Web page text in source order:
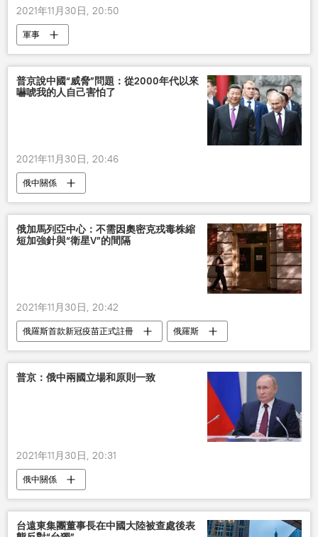
2021年11月30日, 20:50
軍事
普京說中國“威脅”問題：從2000年代以來
嚇唬我的人自己害怕了
2021年11月30日, 20:46
俄中關係
俄加馬列亞中心：不需因奧密克戎毒株縮
短加強針與“衛星V”的間隔
2021年11月30日, 20:42
俄羅斯首款新冠疫苗正式註冊
俄羅斯
新型肺炎疫情
奧密克戎
加馬列亞中心
衛星Ｖ
普京：俄中兩國立場和原則一致
2021年11月30日, 20:31
俄中關係
台遠東集團董事長在中國大陸被查處後表